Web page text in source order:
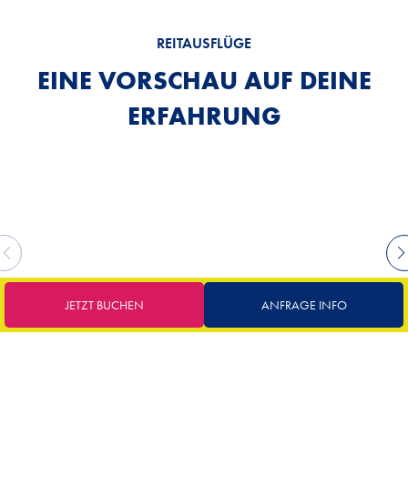
JETZT BUCHEN ANFRAGE INFO
EINE VORSCHAU AUF DEINE
ERFAHRUNG
REITAUSFLÜGE